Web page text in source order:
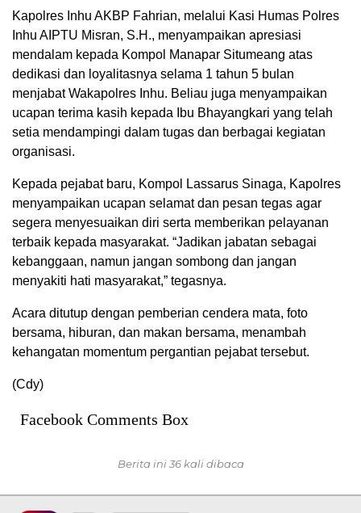
Kapolres Inhu AKBP Fahrian, melalui Kasi Humas Polres
Inhu AIPTU Misran, S.H., menyampaikan apresiasi
mendalam kepada Kompol Manapar Situmeang atas
dedikasi dan loyalitasnya selama 1 tahun 5 bulan
menjabat Wakapolres Inhu. Beliau juga menyampaikan
ucapan terima kasih kepada Ibu Bhayangkari yang telah
setia mendampingi dalam tugas dan berbagai kegiatan
organisasi.
Kepada pejabat baru, Kompol Lassarus Sinaga, Kapolres
menyampaikan ucapan selamat dan pesan tegas agar
segera menyesuaikan diri serta memberikan pelayanan
terbaik kepada masyarakat. “Jadikan jabatan sebagai
kebanggaan, namun jangan sombong dan jangan
menyakiti hati masyarakat,” tegasnya.
Acara ditutup dengan pemberian cendera mata, foto
bersama, hiburan, dan makan bersama, menambah
kehangatan momentum pergantian pejabat tersebut.
(Cdy)
Facebook Comments Box
Berita ini 36 kali dibaca